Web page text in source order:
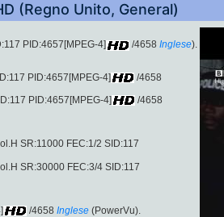
(Regno Unito, General)
PID:4657[MPEG-4] /4658 Inglese).
PID:4657[MPEG-4]
/4658
PID:4657[MPEG-4]
/4658
SR:11000 FEC:1/2 SID:117
SR:30000 FEC:3/4 SID:117
/4658 Inglese (PowerVu).